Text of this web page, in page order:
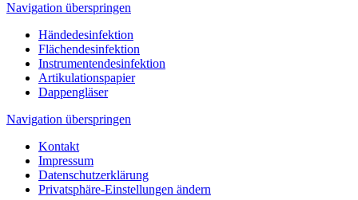
Navigation überspringen
Händedesinfektion
Flächendesinfektion
Instrumentendesinfektion
Artikulationspapier
Dappengläser
Navigation überspringen
Kontakt
Impressum
Datenschutzerklärung
Privatsphäre-Einstellungen ändern